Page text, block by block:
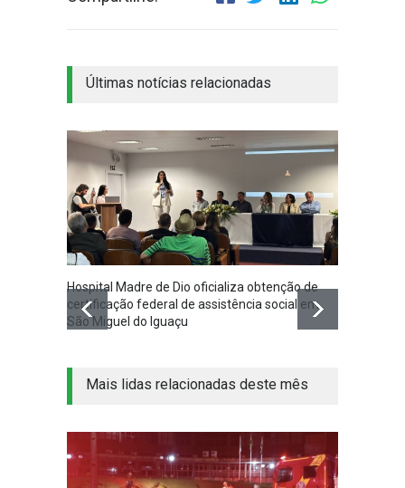
Últimas notícias relacionadas
Hospital Madre de Dio oficializa obtenção de
certificação federal de assistência social em
São Miguel do Iguaçu
Mais lidas relacionadas deste mês